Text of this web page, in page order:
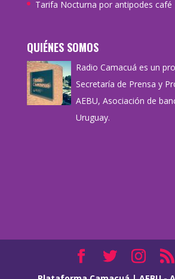
Tarifa Nocturna por antipodes café
QUIÉNES SOMOS
Radio Camacuá es un
Secretaría de Prensa y
AEBU, Asociación de
Uruguay.